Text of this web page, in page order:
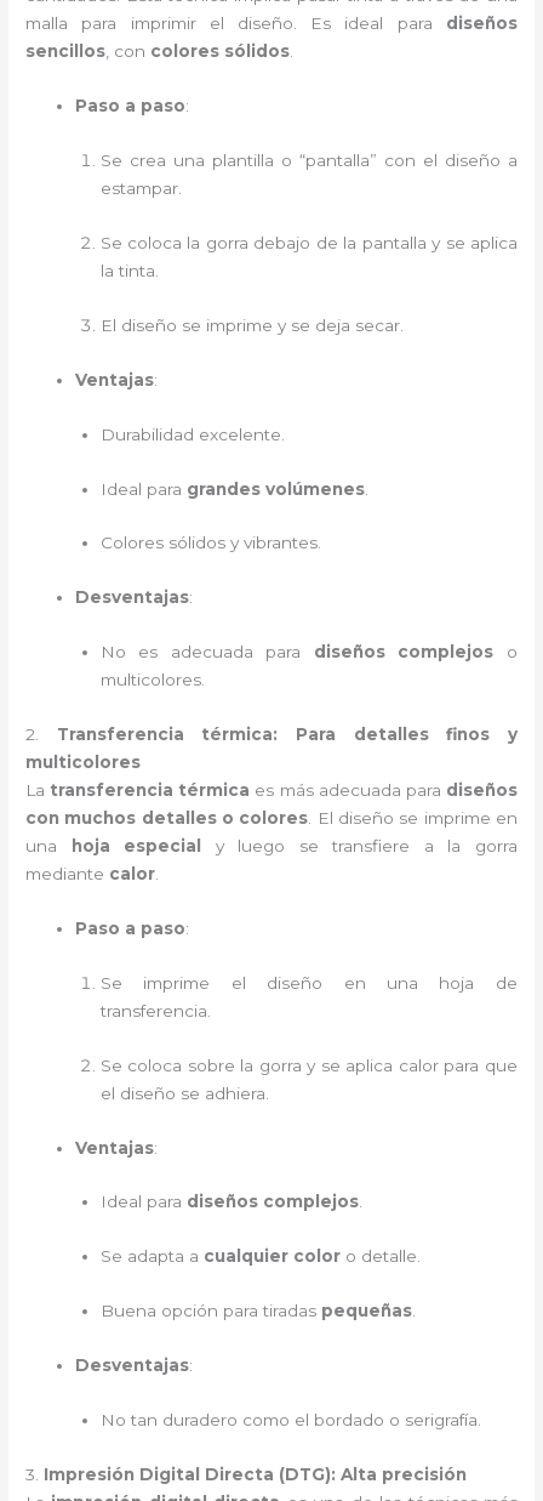
malla para imprimir el diseño. Es ideal para diseños
sencillos, con colores sólidos.
Paso a paso:
Se crea una plantilla o “pantalla” con el diseño a
estampar.
Se coloca la gorra debajo de la pantalla y se aplica
la tinta.
El diseño se imprime y se deja secar.
Ventajas:
Durabilidad excelente.
Ideal para grandes volúmenes.
Colores sólidos y vibrantes.
Desventajas:
No es adecuada para diseños complejos o
multicolores.
2. Transferencia térmica: Para detalles finos y
multicolores
La transferencia térmica es más adecuada para diseños
con muchos detalles o colores . El diseño se imprime en
una
hoja especial
y luego se transfiere a la gorra
mediante calor
Paso a paso:
Se imprime el diseño en una hoja de
transferencia.
Se coloca sobre la gorra y se aplica calor para que
el diseño se adhiera.
Ventajas:
Ideal para diseños complejos.
Se adapta a cualquier coloro detalle.
Buena opción para tiradas pequeñas.
Desventajas:
No tan duradero como el bordado o serigrafía.
3. Impresión Digital Directa (DTG): Alta precisión